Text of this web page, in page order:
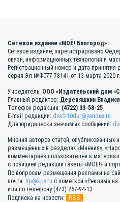
Сетевое издание «МОЁ! Белгород»
Сетевое издание, зарегистрировано
связи, информационных технологий и
Регистрационный номер и дата принятия
серия Эл №ФС77-78141 от 13 марта 2020 г.
Учредитель: ООО «Издательский дом
Главный редактор: Деревяшкин
Телефон редакции: (4722) 33-58-25
E-mail редакции: dva3-10der@yandex.ru
Для юридически значимых сообщений:
Мнения авторов статей, опубликованных
размещённых в разделах «Мнения»,
комментариев пользователей к
с позицией редакции газеты «МОЁ!» и
По вопросам размещения рекламы на
почта: lip@kpv.ru с пометкой «Реклама
или по телефону (473) 267-94-13
Подписка на новости:
RSS